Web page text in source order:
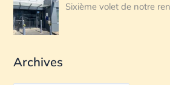
Sixième volet de notre
Archives